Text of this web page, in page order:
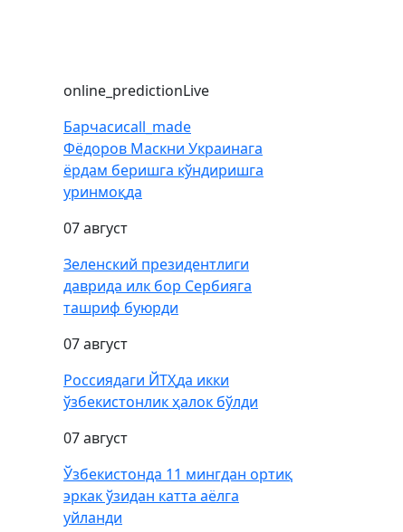
online_predictionLive
Барчасиcall_made
Фёдоров Маскни Украинага
ёрдам беришга кўндиришга
уринмоқда
07 август
Зеленский президентлиги
даврида илк бор Сербияга
ташриф буюрди
07 август
Россиядаги ЙТҲда икки
ўзбекистонлик ҳалок бўлди
07 август
Ўзбекистонда 11 мингдан ортиқ
эркак ўзидан катта аёлга
уйланди